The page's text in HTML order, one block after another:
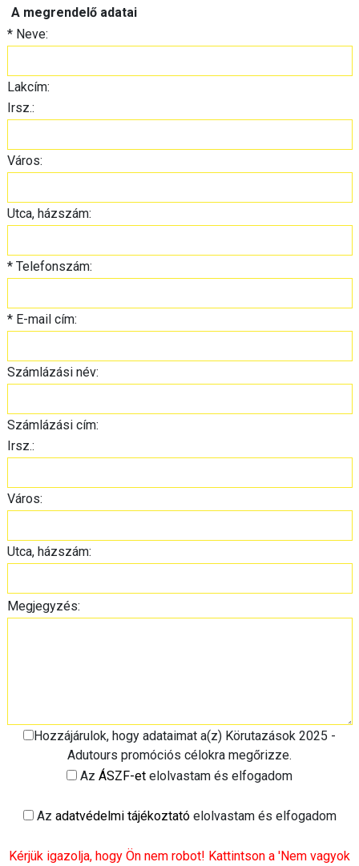
A megrendelő adatai
*Neve:
Lakcím:
Irsz.:
Város:
Utca, házszám:
*Telefonszám:
*E-mail cím:
Számlázási név:
Számlázási cím:
Irsz.:
Város:
Utca, házszám:
Megjegyzés:
Hozzájárulok, hogy adataimat a(z) Körutazások 2025 -
Adutours promóciós célokra megőrizze.
Az ÁSZF-et elolvastam és elfogadom
Az adatvédelmi tájékoztatóelolvastam és elfogadom
Kérjük igazolja, hogy Ön nem robot! Kattintson a 'Nem vagyok